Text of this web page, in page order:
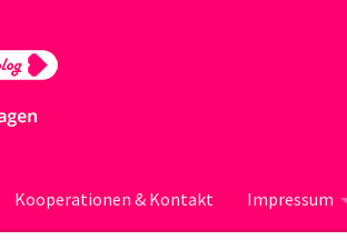
Kooperationen & Kontakt Impressum